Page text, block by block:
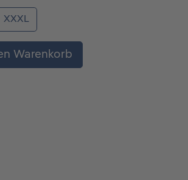
XXXL
gewünschten Wert
Warenkorb